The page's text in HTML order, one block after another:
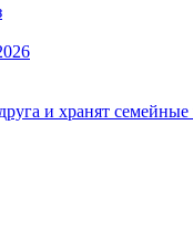
и хранят